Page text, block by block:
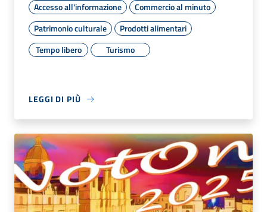
Accesso all'informazione
Commercio al minuto
Patrimonio culturale
Prodotti alimentari
Tempo libero
Turismo
LEGGI DI PIÙ